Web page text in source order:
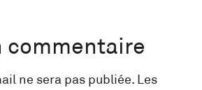
commentaire
ne sera pas publiée. Les